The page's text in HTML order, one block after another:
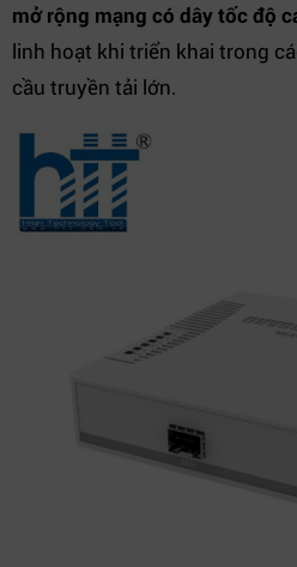
mở rộng mạng có dây tốc độ
linh hoạt khi triển khai trong
cầu truyền tải lớn.